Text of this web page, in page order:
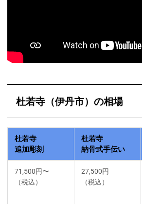
杜若寺（伊丹市）の相場
杜若寺
追加彫刻
杜若寺
納骨式手伝い
71,500円〜
（税込）
27,500円
（税込）